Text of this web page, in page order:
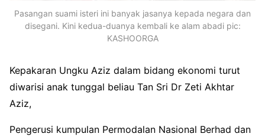
Pasangan suami isteri ini banyak jasanya kepada negara dan
disegani. Kini kedua-duanya kembali ke alam abadi pic:
KASHOORGA
Kepakaran Ungku Aziz dalam bidang ekonomi turut
diwarisi anak tunggal beliau Tan Sri Dr Zeti Akhtar
Aziz,
Pengerusi kumpulan Permodalan Nasional Berhad dan